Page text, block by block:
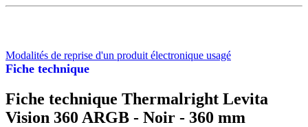
Fiche technique
Modalités de reprise d'un produit électronique usagé
Fiche technique Thermalright Levita
Vision 360 ARGB - Noir - 360 mm